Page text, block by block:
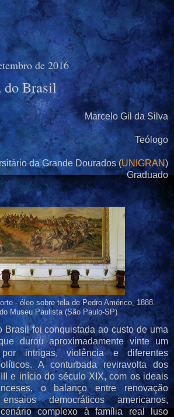
de 2016
do Brasil
Marcelo Gil da Silva
Teólogo
da Grande Dourados (UNIGRAN)
Graduado
- óleo sobre tela de Pedro Américo, 1888.
Museu Paulista (São Paulo-SP)
Brasil foi conquistada ao custo de uma
durou aproximadamente vinte um
intrigas, violência e diferentes
A conturbada reviravolta dos
e início do século XIX, com os ideais
o balanço entre renovação
democráticos americanos,
complexo à família real luso